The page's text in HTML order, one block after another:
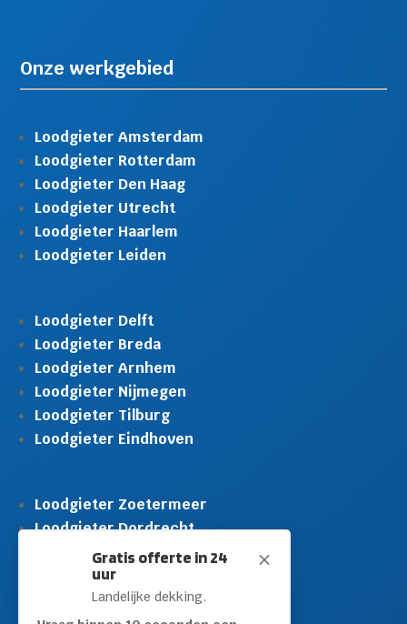
M
Gratis offerte in 24
uur
Landelijke dekking.
Onze werkgebied
Loodgieter Amsterdam
Loodgieter Rotterdam
Loodgieter Den Haag
Loodgieter Utrecht
Loodgieter Haarlem
Loodgieter Leiden
Loodgieter Delft
Loodgieter Breda
Loodgieter Arnhem
Loodgieter Nijmegen
Loodgieter Tilburg
Loodgieter Eindhoven
Loodgieter Zoetermeer
Loodgieter Dordrecht
Loodgieter Rijswijk
Loodgieter Schiedam
Loodgieter Leidschendam